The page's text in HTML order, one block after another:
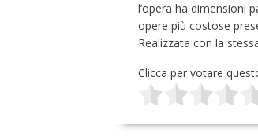
l’opera ha dimensioni
opere più costose
Realizzata con la
Clicca per votare